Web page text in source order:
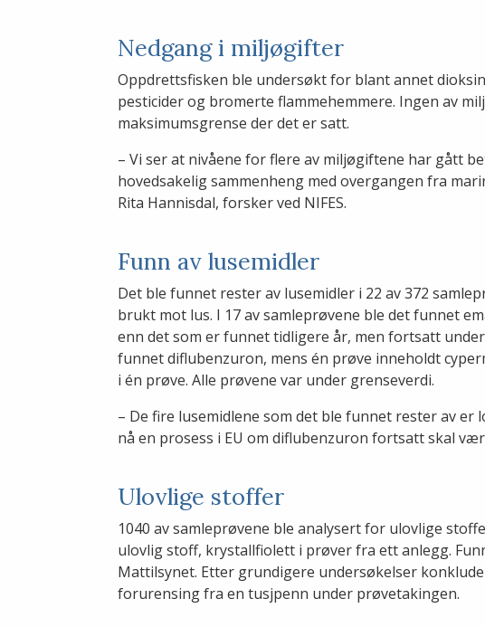
Nedgang i miljøgifter
Oppdrettsfisken ble undersøkt for blant annet
pesticider og bromerte flammehemmere. Ingen av
maksimumsgrense der det er satt.
– Vi ser at nivåene for flere av miljøgiftene har gått
hovedsakelig sammenheng med overgangen fra
Rita Hannisdal, forsker ved NIFES.
Funn av lusemidler
Det ble funnet rester av lusemidler i 22 av 372
brukt mot lus. I 17 av samleprøvene ble det funnet
enn det som er funnet tidligere år, men fortsatt
funnet diflubenzuron, mens én prøve inneholdt
i én prøve. Alle prøvene var under grenseverdi.
– De fire lusemidlene som det ble funnet rester av
nå en prosess i EU om diflubenzuron fortsatt skal
Ulovlige stoffer
1040 av samleprøvene ble analysert for ulovlige
ulovlig stoff, krystallfiolett i prøver fra ett anlegg.
Mattilsynet. Etter grundigere undersøkelser
forurensing fra en tusjpenn under prøvetakingen.